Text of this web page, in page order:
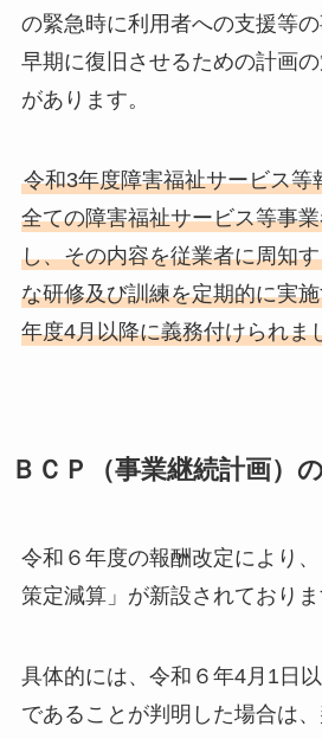
の緊急時に利用者への支援等
早期に復旧させるための計画
があります。
令和3年度障害福祉サービス等
全ての障害福祉サービス等事
し、その内容を従業者に周知
な研修及び訓練を定期的に実
年度4月以降に義務付けられま
ＢＣＰ（事業継続計画）
令和６年度の報酬改定により
策定減算」が新設されており
具体的には、令和６年4月1日
であることが判明した場合は